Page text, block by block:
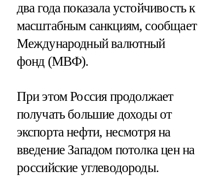
два года показала устойчивость к
масштабным санкциям, сообщает
Международный валютный
фонд (МВФ).
При этом Россия продолжает
получать большие доходы от
экспорта нефти, несмотря на
введение Западом потолка цен на
российские углеводороды.